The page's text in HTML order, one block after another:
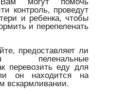
контроль, проведут
и ребенка, чтобы
и перепеленать
предоставляет ли
пеленальные
перевозить еду для
он находится на
вскармливании.